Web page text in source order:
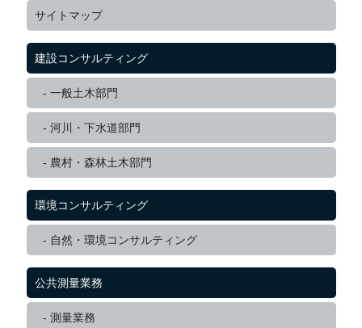
サイトマップ
建設コンサルティング
一般土木部門
河川・下水道部門
農村・森林土木部門
環境コンサルティング
自然・環境コンサルティング
公共測量業務
測量業務